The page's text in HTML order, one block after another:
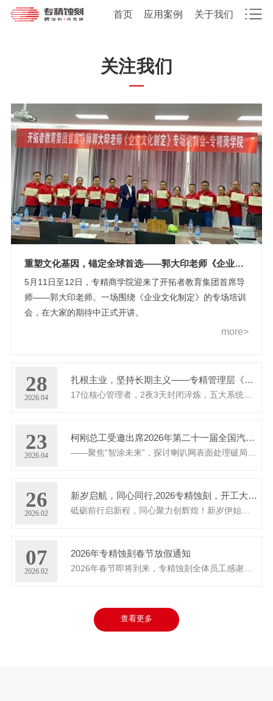
首页 应用案例 关于我们
关注我们
重塑文化基因，锚定全球首选——郭大印老师《企业文化制定》专场培训圆满落幕
5月11日至12日，专精商学院迎来了开拓者教育集团首席导
师——郭大印老师。一场围绕《企业文化制定》的专场培训
会，在大家的期待中正式开讲。
more>
28
2026.04
扎根主业，坚持长期主义——专精管理层《基业长青之执行密码7.0》清远特训营圆满收官
23
2026.04
柯刚总工受邀出席2026年第二十一届全国汽车零部件涂装盛会
26
2026.02
新岁启航，同心同行,2026专精蚀刻，开工大吉!
砥砺前行启新程，同心聚力创辉煌！新岁伊始，万象更新！愿我们以饱满的热情拥抱挑战，以坚定的步伐共赴目标。前路或许有荆棘，但...
07
2026.02
2026年专精蚀刻春节放假通知
2026年春节即将到来，专精蚀刻全体员工感谢新老客户一直以来对我们的大力支持与信赖，根据公司放假规定，现将春节放假事宜通...
查看更多